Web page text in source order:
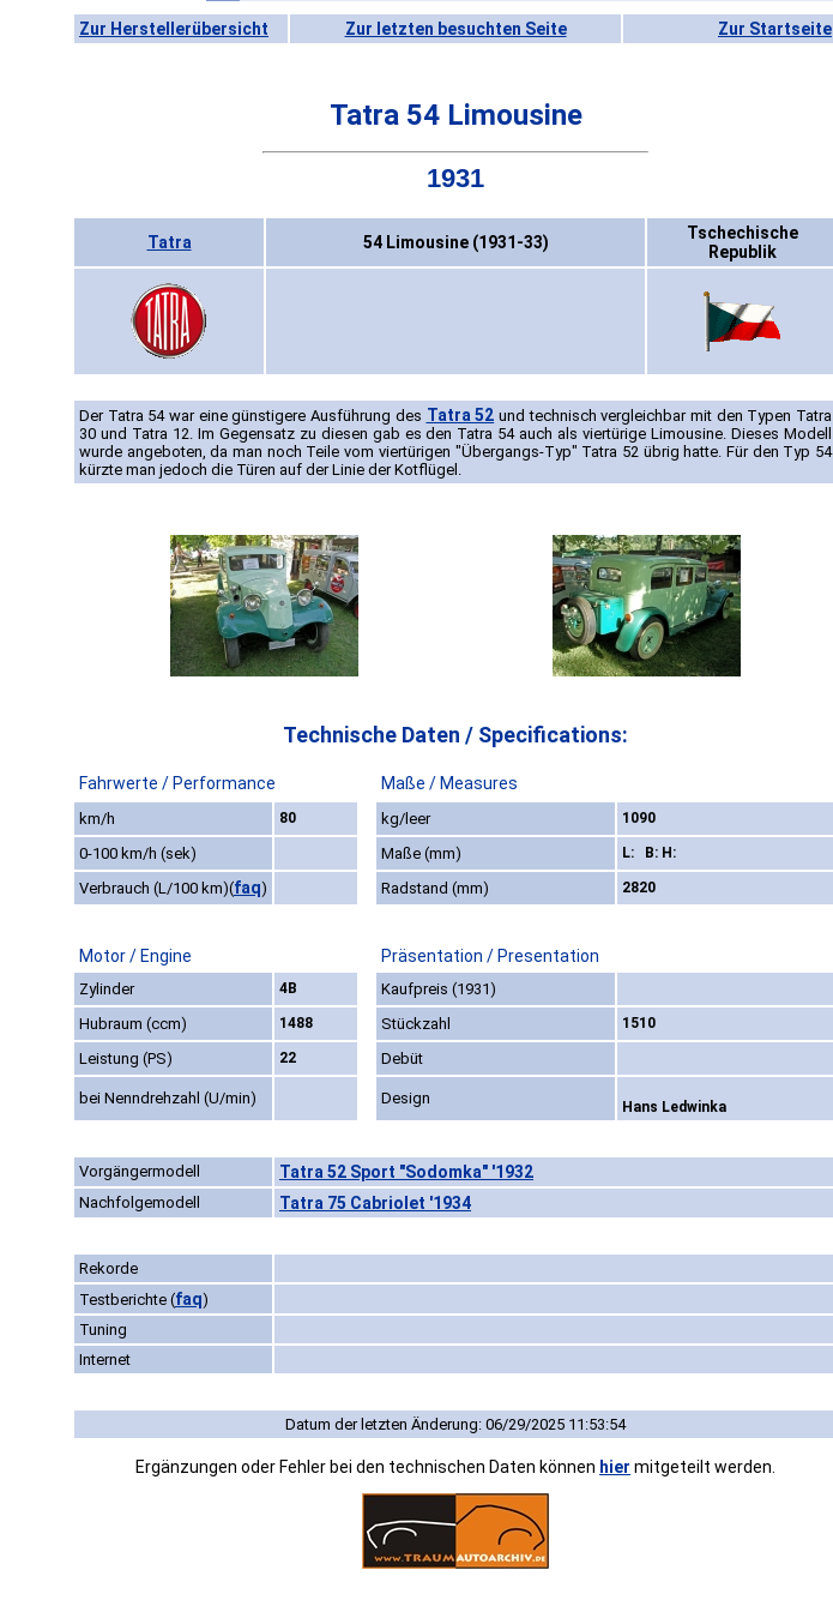
Zur Herstellerübersicht Zur letzten besuchten Seite Zur Startseite
Tatra 54 Limousine
1931
Tatra 54 Limousine (1931-33)
Tschechische
Republik
Der Tatra 54 war eine günstigere Ausführung des Tatra 52 und technisch vergleichbar mit den Typen Tatra
30 und Tatra 12. Im Gegensatz zu diesen gab es den Tatra 54 auch als viertürige Limousine. Dieses Modell
wurde angeboten, da man noch Teile vom viertürigen "Übergangs-Typ" Tatra 52 übrig hatte. Für den Typ 54
kürzte man jedoch die Türen auf der Linie der Kotflügel.
Technische Daten / Specifications:
Fahrwerte / Performance Maße / Measures
km/h 80 kg/leer 1090
0-100 km/h (sek) Maße (mm) L: B: H:
Verbrauch (L/100 km)(faq) Radstand (mm) 2820
Motor / Engine Präsentation / Presentation
Zylinder 4B
Kaufpreis (1931)
Hubraum (ccm)
1488 Stückzahl 1510
Leistung (PS) 22 Debüt
bei Nenndrehzahl (U/min) Design Hans Ledwinka
Vorgängermodell Tatra 52 Sport "Sodomka" '1932
Nachfolgemodell Tatra 75 Cabriolet '1934
Rekorde
Testberichte (faq)
Tuning
Internet
Datum der letzten Änderung: 06/29/2025 11:53:54
Ergänzungen oder Fehler bei den technischen Daten können hier mitgeteilt werden.